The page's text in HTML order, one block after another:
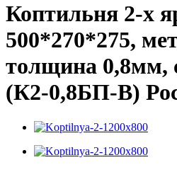
Коптильня 2-х
500*270*275,
толщина 0,8мм,
(К2-0,8БП-В)